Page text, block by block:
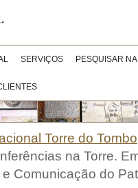
SERVIÇOS PESQUISAR
Torre do Tombo
na Torre.
Comunicação do